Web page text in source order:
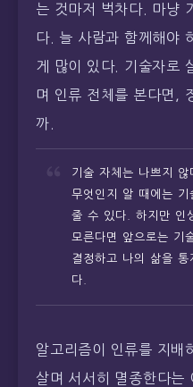
는 것마저 벅차다. 마냥
다. 늘 사람과 함께해야
게 많이 있다. 기술자로
며 인류 전체를 본다면,
까.
기술 자체는 나쁘지 않
무엇인지 알 때에는
줄 수 있다. 하지만 인
모른다면 앞으로는 기
결정하고 나의 삶을 통
다.
알고리즘이 인류를 지배
살며 서서히 멸종한다는